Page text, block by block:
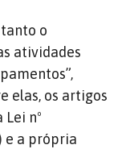
o
atividades
elas, os artigos
Lei nº
e a própria